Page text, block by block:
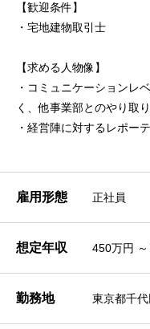
【歓迎条件】
・宅地建物取引士
【求める人物像】
・コミュニケーションレ
く、他事業部とのやり取
・経営陣に対するレポー
雇用形態 正社員
想定年収 450万円
勤務地 東京都千